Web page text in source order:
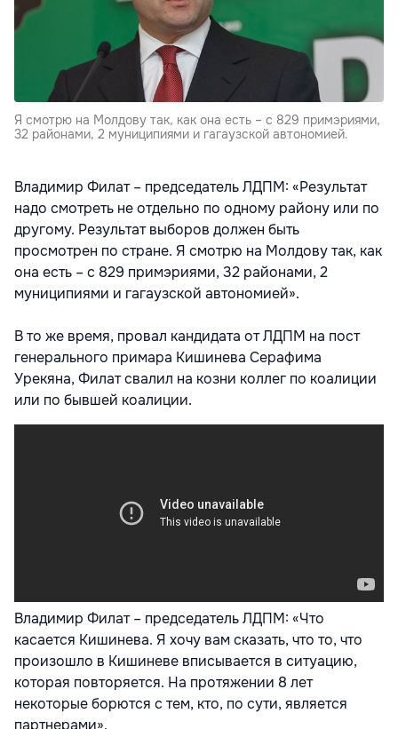
Я смотрю на Молдову так, как она есть – с 829 примэриями,
32 районами, 2 муниципиями и гагаузской автономией.
Владимир Филат – председатель ЛДПМ: «Результат
надо смотреть не отдельно по одному району или по
другому. Результат выборов должен быть
просмотрен по стране. Я смотрю на Молдову так, как
она есть – с 829 примэриями, 32 районами, 2
муниципиями и гагаузской автономией».
В то же время, провал кандидата от ЛДПМ на пост
генерального примара Кишинева Серафима
Урекяна, Филат свалил на козни коллег по коалиции
или по бывшей коалиции.
Владимир Филат – председатель ЛДПМ: «Что
касается Кишинева. Я хочу вам сказать, что то, что
произошло в Кишиневе вписывается в ситуацию,
которая повторяется. На протяжении 8 лет
некоторые борются с тем, кто, по сути, является